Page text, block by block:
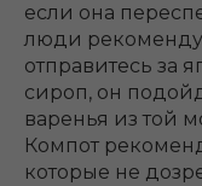
если она
люди
отправитесь за
сироп, он
варенья из той
Компот
которые не